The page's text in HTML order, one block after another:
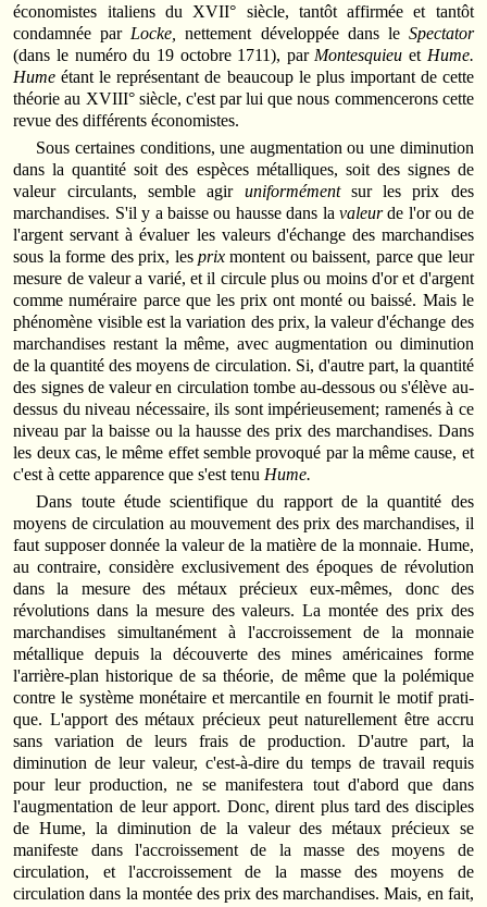
économistes italiens du XVII° siècle, tantôt affirmée et tantôt
condamnée par Locke,nettement développée dans le Spectator
(dans le numéro du 19 octobre 1711), par Montesquieuet Hume.
Humeétant le repré­sen­tant de beaucoup le plus important de cette
théorie au XVIII° siècle, c'est par lui que nous commencerons cette
revue des différents économistes.
Sous certaines conditions, une augmentation ou une diminution
dans la quantité soit des espèces métalliques, soit des signes de
valeur circulants, semble agir uniformément sur les prix des
marchandises. S'il y a baisse ou hausse dans lavaleurde l'or ou de
l'argent servant à évaluer les valeurs d'échange des marchandises
sous la forme des prix, les prixmontent ou baissent, parce que leur
mesure de valeur a varié, et il circule plus ou moins d'or et d'argent
comme numéraire parce que les prix ont monté ou baissé. Mais le
phénomène visible est la variation des prix, la valeur d'échange des
marchandises restant la même, avec augmentation ou diminution
de la quantité des moyens de circulation. Si, d'autre part, la quantité
des signes de valeur en circulation tombe au-dessous ou s'élève au-
dessus du niveau nécessaire, ils sont impérieusement; ramenés à ce
niveau par la baisse ou la hausse des prix des marchandises. Dans
les deux cas, le même effet semble provoqué par la même cause, et
c'est à cette appa­rence que s'est tenu Hume.
Dans toute étude scientifique du rapport de la quantité des
moyens de circulation au mouvement des prix des marchandises, il
faut supposer donnée la valeur de la matière de la monnaie. Hume,
au contraire, considère exclusivement des époques de révolution
dans la mesure des métaux précieux eux-mêmes, donc des
révolutions dans la mesure des valeurs. La montée des prix des
marchandises simultanément à l'accroissement de la monnaie
métallique depuis la découverte des mines américaines forme
l'arrière-plan historique de sa théorie, de même que la polémique
contre le système monétaire et mercantile en fournit le motif prati­
que. L'apport des métaux précieux peut naturellement être accru
sans variation de leurs frais de production. D'autre part, la
diminution de leur valeur, c'est-à-dire du temps de travail requis
pour leur production, ne se manifestera tout d'abord que dans
l'augmentation de leur apport. Donc, dirent plus tard des disciples
de Hume, la diminution de la valeur des métaux précieux se
manifeste dans l'accroissement de la masse des moyens de
circulation, et l'accrois­sement de la masse des moyens de
circulation dans la montée des prix des marchan­dises. Mais, en fait,